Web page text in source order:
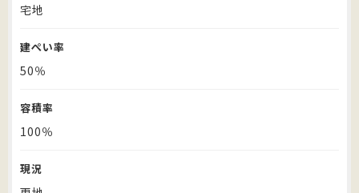
宅地
建ぺい率
50％
容積率
100％
現況